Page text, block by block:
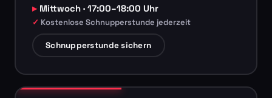
Mittwoch · 17:00–18:00 Uhr
Kostenlose Schnupperstunde jederzeit
Schnupperstunde sichern